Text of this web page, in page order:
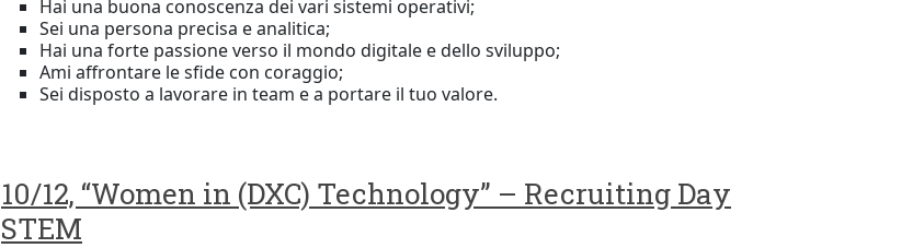
Hai una buona conoscenza dei vari sistemi operativi;
Sei una persona precisa e analitica;
Hai una forte passione verso il mondo digitale e dello sviluppo;
Ami affrontare le sfide con coraggio;
Sei disposto a lavorare in team e a portare il tuo valore.
10/12, “Women in (DXC) Technology” – Recruiting Day
STEM